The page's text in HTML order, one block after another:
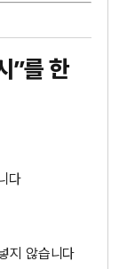
”를 한
다
지 않습니다